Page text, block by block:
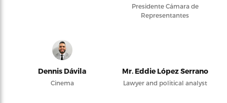
Presidente Cámara de
Representantes
Dennis Dávila
Cinema
Mr. Eddie López Serrano
Lawyer and political analyst